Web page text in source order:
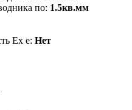
по: 1.5кв.мм
Ex е: Нет